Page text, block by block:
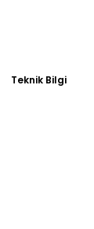
Teknik Bilgi